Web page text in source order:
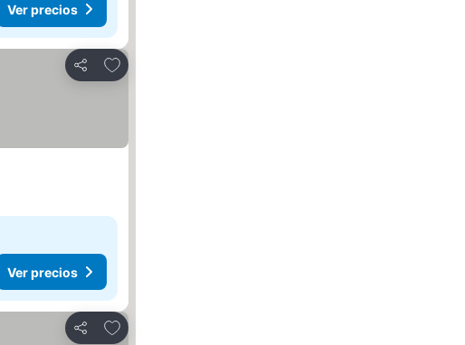
Ver precios
Compartir
Agregar a favoritos
Ver precios
Compartir
Agregar a favoritos